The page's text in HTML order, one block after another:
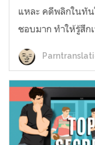
แหละ คดีพลิกในทัน
ชอบมาก ทำให้รู้สึก